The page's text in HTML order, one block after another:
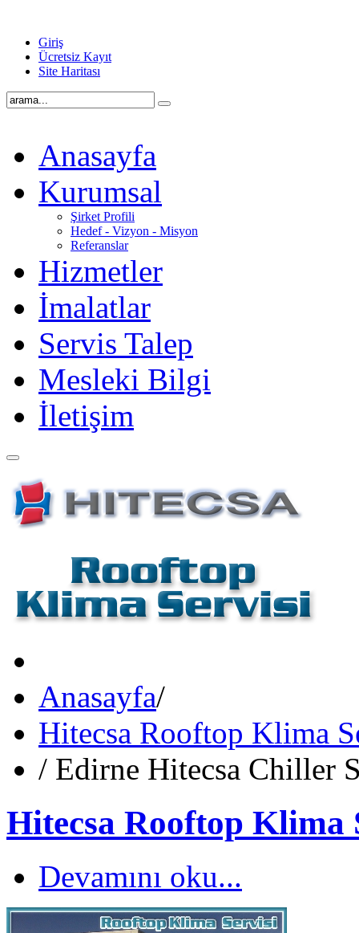
Giriş
Ücretsiz Kayıt
Site Haritası
Anasayfa
Kurumsal
Şirket Profili
Hedef - Vizyon - Misyon
Referanslar
Hizmetler
İmalatlar
Servis Talep
Mesleki Bilgi
İletişim
Anasayfa/
Hitecsa Rooftop Klima
/ Edirne Hitecsa Chiller
Hitecsa Rooftop Klima
Devamını oku...